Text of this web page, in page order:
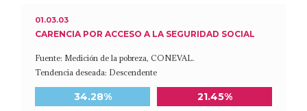
01.03.03
CARENCIA POR ACCESO A LA SEGURIDAD SOCIAL
Fuente: Medición de la pobreza, CONEVAL.
Tendencia deseada: Descendente
34.28% Meta a 2030
21.45%